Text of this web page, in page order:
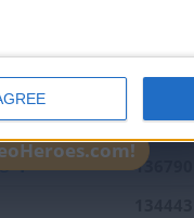
137308
136790